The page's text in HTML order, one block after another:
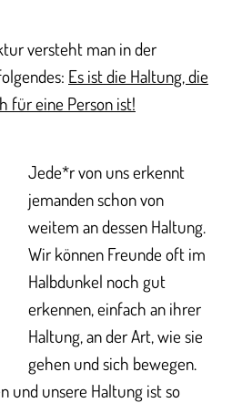
versteht man in der
Es ist die Haltung, die
für eine Person ist!
Jede*r von uns erkennt
jemanden schon von
weitem an dessen Haltung.
Wir können Freunde oft im
Halbdunkel noch gut
erkennen, einfach an ihrer
Haltung, an der Art, wie sie
gehen und sich bewegen.
und unsere Haltung ist so